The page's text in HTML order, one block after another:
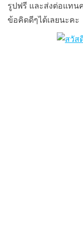
รูปฟรี และส่งต่อแทน
ข้อคิดดีๆได้เลยนะคะ